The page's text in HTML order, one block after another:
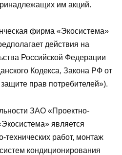
им акций.
фирма «Экосистема»
действия на
Российской Федерации
Кодекса, Закона РФ от
прав потребителей»).
ЗАО «Проектно-
является
технических работ, монтаж
кондиционирования